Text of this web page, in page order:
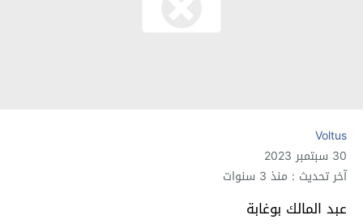
Voltus
30 سبتمبر 2023
آخر تحديث : منذ 3 سنوات
عبد المالك بوغابة